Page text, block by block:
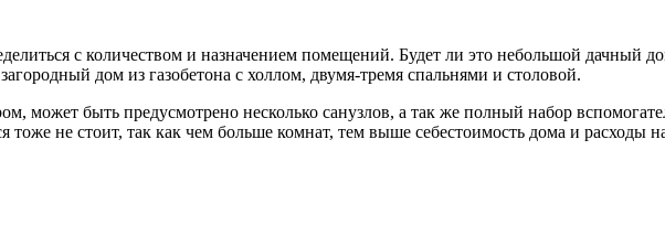
с количеством и назначением помещений. Будет ли это небольшой дачный
дом из газобетона с холлом, двумя-тремя спальнями и столовой.
может быть предусмотрено несколько санузлов, а так же полный набор
тоже не стоит, так как чем больше комнат, тем выше себестоимость дома и расходы